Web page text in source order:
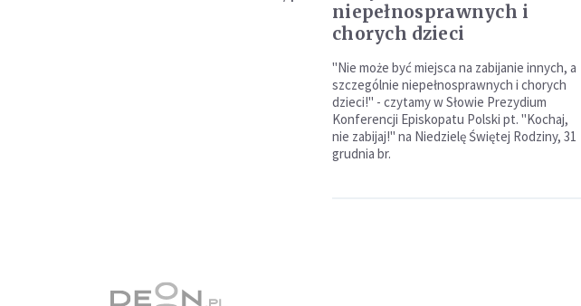
niepełnosprawnych i
chorych dzieci
"Nie może być miejsca na zabijanie innych, a
szczególnie niepełnosprawnych i chorych
dzieci!" - czytamy w Słowie Prezydium
Konferencji Episkopatu Polski pt. "Kochaj,
nie zabijaj!" na Niedzielę Świętej Rodziny, 31
grudnia br.